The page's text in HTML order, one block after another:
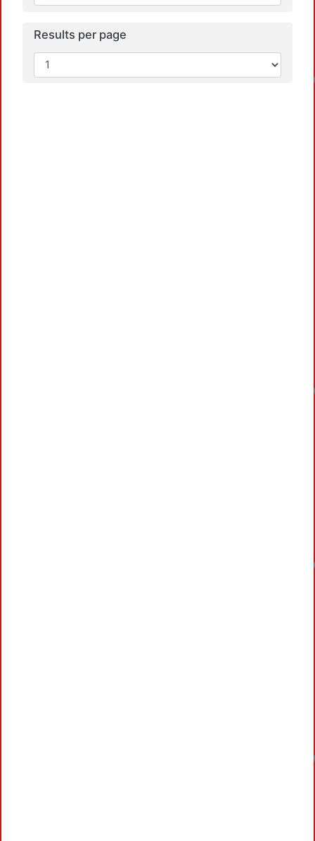
Results per page